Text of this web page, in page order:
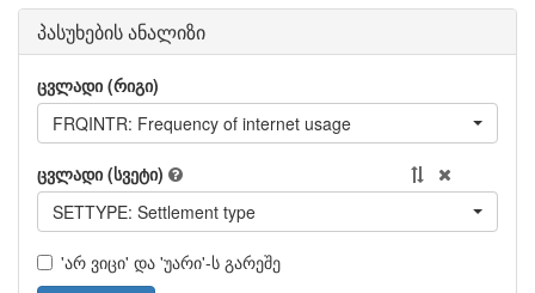
პასუხების ანალიზი
ცვლადი (რიგი)
FRQINTR: Frequency of internet usage
ცვლადი (სვეტი)
SETTYPE: Settlement type
'არ ვიცი' და 'უარი'-ს გარეშე